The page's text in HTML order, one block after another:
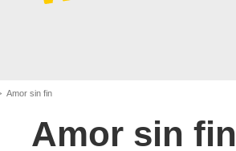
Amor sin fin
Amor sin fin